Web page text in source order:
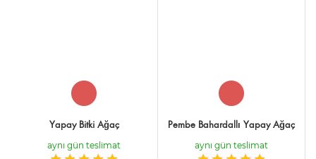
Yapay Bitki Ağaç
aynı gün teslimat
Pembe Bahardallı Yapay Ağaç
aynı gün teslimat